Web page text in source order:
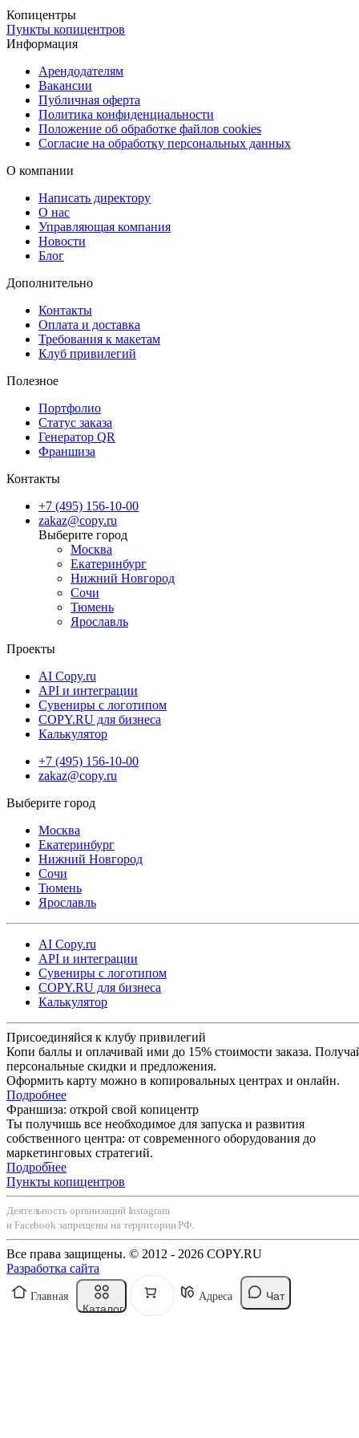
Для срочных заказов предусмотрена курьерская доставка в день
оформления заказа, что позволит вам быстро и удобно получить
фото для визы в Болгарию.
Копицентры
Пункты копицентров
Информация
Арендодателям
Вакансии
Публичная оферта
Политика конфиденциальности
Положение об обработке файлов cookies
Согласие на обработку персональных данных
О компании
Написать директору
О нас
Управляющая компания
Новости
Блог
Дополнительно
Контакты
Оплата и доставка
Требования к макетам
Клуб привилегий
Полезное
Портфолио
Статус заказа
Генератор QR
Франшиза
Контакты
+7 (495) 156-10-00
zakaz@copy.ru
Москва
Екатеринбург
Нижний Новгород
Сочи
Тюмень
Ярославль
Проекты
AI Copy.ru
API и интеграции
Сувениры с логотипом
COPY.RU для бизнеса
Калькулятор
+7 (495) 156-10-00
zakaz@copy.ru
Москва
Екатеринбург
Нижний Новгород
Сочи
Тюмень
Ярославль
AI Copy.ru
API и интеграции
Сувениры с логотипом
COPY.RU для бизнеса
Калькулятор
Присоединяйся к клубу привилегий
Копи баллы и оплачивай ими до 15% стоимости заказа.
персональные скидки и предложения.
Оформить карту можно в копировальных центрах и онлайн.
Подробнее
Франшиза: открой свой копицентр
Ты получишь все необходимое для запуска и развития
собственного центра: от современного оборудования до
маркетинговых стратегий.
Подробнее
Пункты копицентров
Деятельность организаций Instagram
и Facebook запрещены на территории РФ.
Все права защищены. © 2012 - 2026 COPY.RU
Разработка сайта
Главная
Каталог
Адреса Чат